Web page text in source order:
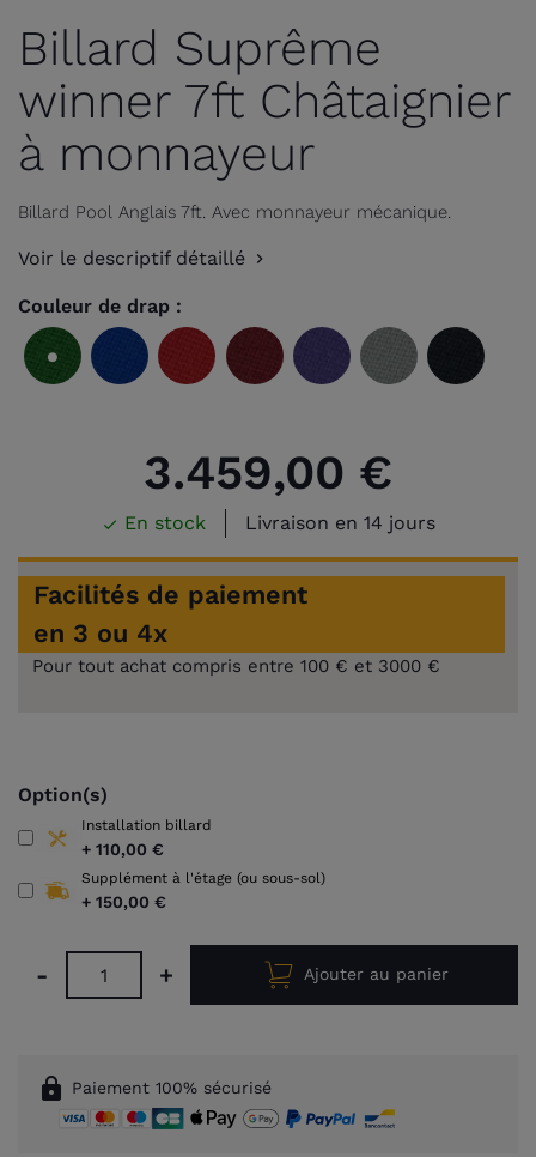
Billard Suprême
winner 7ft Châtaignier
à monnayeur
Billard Pool Anglais 7ft. Avec monnayeur mécanique.
Voir le descriptif détaillé
Couleur de drap :
Vert
olive
Bleu
royal
Rouge Bordeaux Violet Gris
3.459,00 €
 En stock Livraison en 14 jours
Facilités de paiement
en 3 ou 4x
Pour tout achat compris entre 100 € et 3000 €
Option(s)
Installation billard
+ 110,00 €
Supplément à l'étage (ou sous-sol)
+ 150,00 €
- + Ajouter au panier
lock Paiement 100% sécurisé